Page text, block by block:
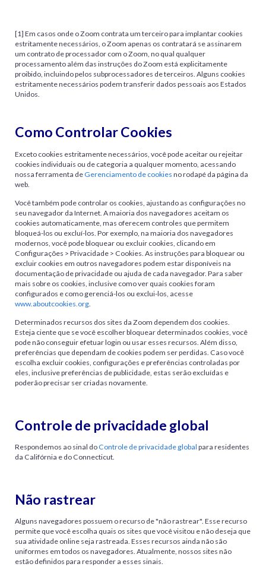
[1] Em casos onde o Zoom contrata um terceiro para implantar cookies
estritamente necessários, o Zoom apenas os contratará se assinarem
um contrato de processador com o Zoom, no qual qualquer
processamento além das instruções do Zoom está explicitamente
proibido, incluindo pelos subprocessadores de terceiros. Alguns cookies
estritamente necessários podem transferir dados pessoais aos Estados
Unidos.
Como Controlar Cookies
Exceto cookies estritamente necessários, você pode aceitar ou rejeitar
cookies individuais ou de categoria a qualquer momento, acessando
nossa ferramenta deGerenciamento de cookies no rodapé da página da
web.
Você também pode controlar os cookies, ajustando as configurações no
seu navegador da Internet. A maioria dos navegadores aceitam os
cookies automaticamente, mas oferecem controles que permitem
bloqueá-los ou excluí-los. Por exemplo, na maioria dos navegadores
modernos, você pode bloquear ou excluir cookies, clicando em
Configurações > Privacidade > Cookies. As instruções para bloquear ou
excluir cookies em outros navegadores podem estar disponíveis na
documentação de privacidade ou ajuda de cada navegador. Para saber
mais sobre os cookies, inclusive como ver quais cookies foram
configurados e como gerenciá-los ou exclui-los, acesse
www.aboutcookies.org
Determinados recursos dos sites da Zoom dependem dos cookies.
Esteja ciente que se você escolher bloquear determinados cookies, você
pode não conseguir efetuar login ou usar esses recursos. Além disso,
preferências que dependam de cookies podem ser perdidas. Caso você
escolha excluir cookies, configurações e preferências controladas por
eles, inclusive preferências de publicidade, estas serão excluídas e
poderão precisar ser criadas novamente.
Controle de privacidade global
Respondemos ao sinal doControle de privacidade global para residentes
da Califórnia e do Connecticut.
Não rastrear
Alguns navegadores possuem o recurso de "não rastrear". Esse recurso
permite que você escolha quais os sites que você visitou e não deseja que
sua atividade online seja rastreada. Esses recursos ainda não são
uniformes em todos os navegadores. Atualmente, nossos sites não
estão definidos para responder a esses sinais.